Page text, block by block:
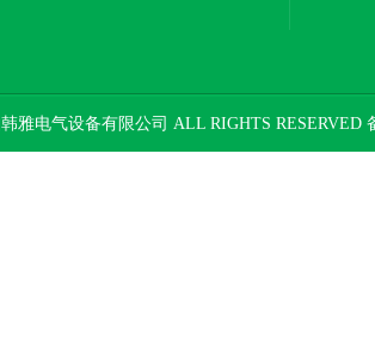
雅电气设备有限公司 ALL RIGHTS RESERVED